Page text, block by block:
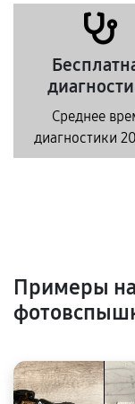
Среднее
диагностики
Примеры